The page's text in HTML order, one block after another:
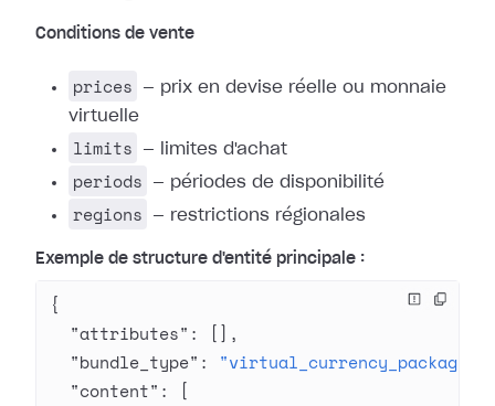
Conditions de vente
prices
— prix en devise réelle ou monnaie
virtuelle
limits — limites d'achat
periods — périodes de disponibilité
regions — restrictions régionales
Exemple de structure d'entité principale :
{
  "attributes"
: [],
  "bundle_type"
: "virtual_currency_package"
  "content"
: [